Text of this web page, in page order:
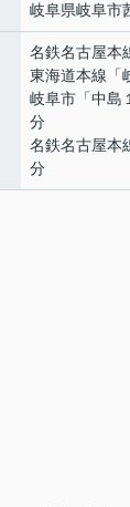
岐阜県岐阜市
名鉄名古屋本
東海道本線 「
岐阜市「中島
分
名鉄名古屋本
分